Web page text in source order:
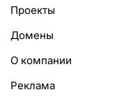
Проекты
Домены
О компании
Реклама